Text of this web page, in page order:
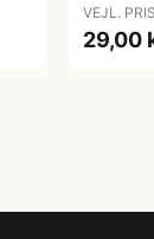
VEJL.
29,00